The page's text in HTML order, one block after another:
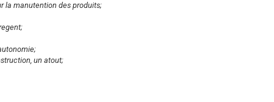
la manutention des produits;
un atout;